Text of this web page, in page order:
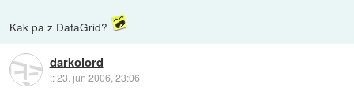
Kak pa z DataGrid?
darkolord
::23. jun 2006, 23:06